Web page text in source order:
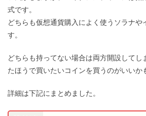
式です。
どちらも仮想通貨購入によく使うソラナや
す。
どちらも持ってない場合は両方開設してし
たほうで買いたいコインを買うのがいいか
詳細は下記にまとめました。